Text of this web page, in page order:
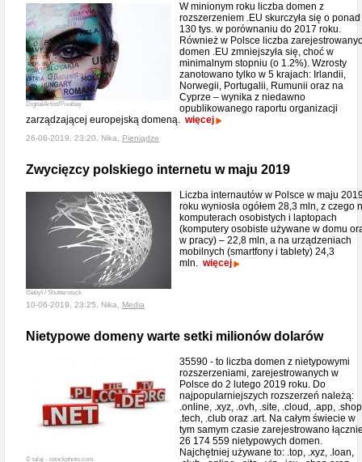
DigitalArtist/Pixabay
W minionym roku liczba domen z
rozszerzeniem .EU skurczyła się o ponad
130 tys. w porównaniu do 2017 roku.
Również w Polsce liczba
domen .EU zmniejszyła się, choć w
minimalnym stopniu (o 1.2%). Wzrosty
zanotowano tylko w 5 krajach: Irlandii,
Norwegii, Portugalii, Rumunii oraz na
Cyprze – wynika z niedawno
opublikowanego raportu organizacji
zarządzającej europejską domeną. więcej
26-06-2019, 23:20, Nika, Pieniądze
Zwycięzcy polskiego internetu w maju 2019
ISebyI / Shutterstock
Liczba internautów w Polsce w maju
roku wyniosła ogółem 28,3 mln, z czego
komputerach osobistych i laptopach
(komputery osobiste używane w domu
w pracy) – 22,8 mln, a na urządzeniach
mobilnych (smartfony i tablety) 24,3
mln. więcej
10-06-2019, 23:25, Nika, Media
Nietypowe domeny warte setki milionów dolarów
© talaj - istockphoto.com
35590 - to liczba domen z nietypowymi
rozszerzeniami, zarejestrowanych w
Polsce do 2 lutego 2019 roku. Do
najpopularniejszych rozszerzeń należą:
.online, .xyz, .ovh, .site, .cloud, .app,
.tech, .club oraz .art. Na całym świecie w
tym samym czasie zarejestrowano
26 174 559 nietypowych domen.
Najchętniej używane to: .top, .xyz, .loan,